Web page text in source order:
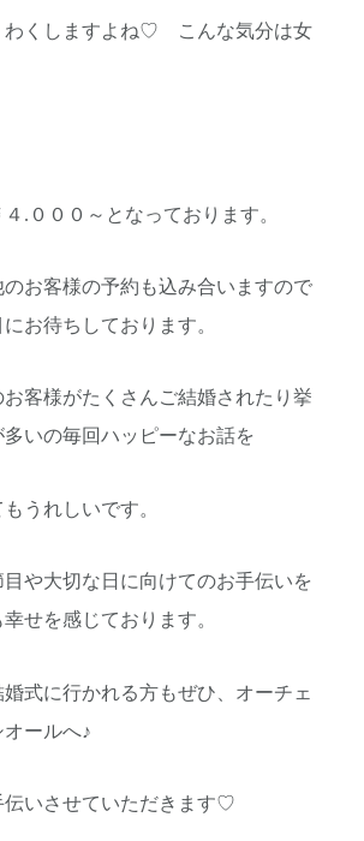
わくしますよね♡ こんな気分は女
.０００～となっております。
お客様の予約も込み合いますので
お待ちしております。
様がたくさんご結婚されたり挙
いの毎回ハッピーなお話を
うれしいです。
や大切な日に向けてのお手伝いを
せを感じております。
式に行かれる方もぜひ、オーチェ
ールへ♪
いさせていただきます♡